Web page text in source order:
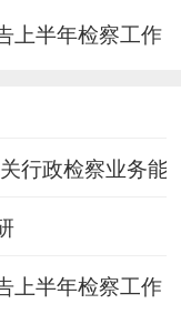
上半年检察工作
题研讨班检察系
守安检察长讲
行政检察业务能
上半年检察工作